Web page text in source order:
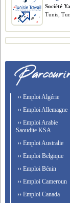
Société
Tunis,
›› Emploi Algérie
›› Emploi Allemagne
›› Emploi Arabie
Saoudite KSA
›› Emploi Australie
›› Emploi Belgique
›› Emploi Bénin
›› Emploi Cameroun
›› Emploi Canada